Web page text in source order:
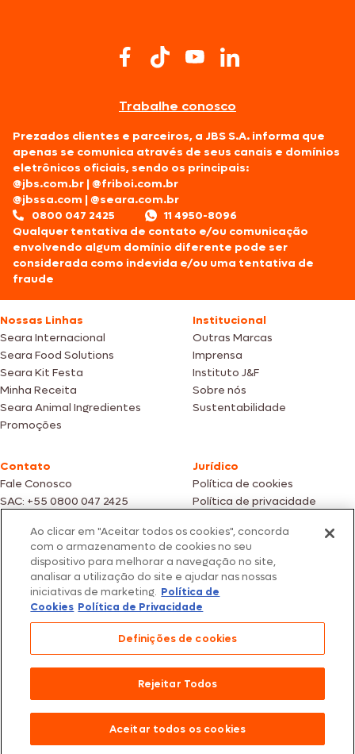
Trabalhe conosco
Prezados clientes e parceiros, a JBS S.A. informa que
apenas se comunica através de seus canais e domínios
eletrônicos oficiais, sendo os principais:
@jbs.com.br |@friboi.com.br
@jbssa.com |@seara.com.br
0800 047 2425
11 4950-8096
Qualquer tentativa de contato e/ou comunicação
envolvendo algum domínio diferente pode ser
considerada como indevida e/ou uma tentativa de
fraude
Nossas Linhas
Seara Internacional
Seara Food Solutions
Seara Kit Festa
Minha Receita
Seara Animal Ingredientes
Promoções
Institucional
Outras Marcas
Imprensa
Instituto J&F
Sobre nós
Sustentabilidade
Contato
Fale Conosco
SAC: +55 0800 047 2425
Jurídico
Política de cookies
Política de privacidade
Fotos meramente ilustrativas | Ofertas válidas enquanto durarem os
estoques dos nossos parceiros | Vendas sujeitas a análise e confirmação
de dados.
Os preços, promoções e condições de pagamento são válidos
exclusivamente para compras efetuadas em nossos parceiros.
Todos os produtos estão sujeitos a disponibilidade de estoque.
São Paulo/SP – CEP 05.118-100
© 2026 Seara. Todos os direitos reservados
Ao clicar em "Aceitar todos os cookies", concorda
com o armazenamento de cookies no seu
dispositivo para melhorar a navegação no site,
analisar a utilização do site e ajudar nas nossas
iniciativas de marketing. Política de
Cookies Política de Privacidade
Definições de cookies
Rejeitar Todos
Aceitar todos os cookies